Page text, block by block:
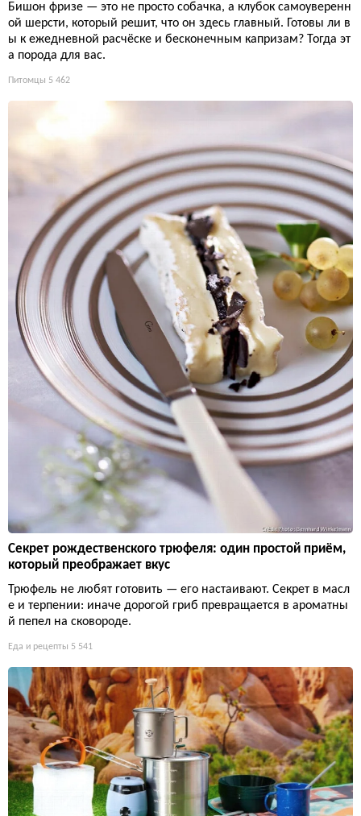
Бишон фризе — это не просто собачка, а клубок самоуверенн
ой шерсти, который решит, что он здесь главный. Готовы ли в
ы к ежедневной расчёске и бесконечным капризам? Тогда эт
а порода для вас.
Питомцы 5 462
Секрет рождественского трюфеля: один простой приём,
который преображает вкус
Трюфель не любят готовить — его настаивают. Секрет в масл
е и терпении: иначе дорогой гриб превращается в ароматны
й пепел на сковороде.
Еда и рецепты 5 541